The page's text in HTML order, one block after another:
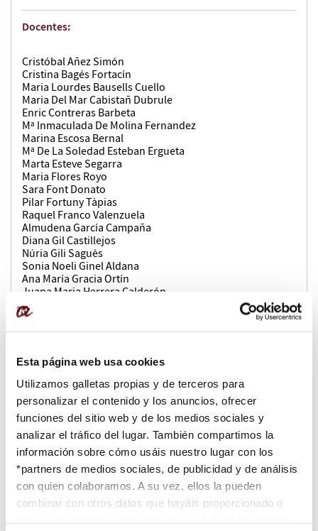
Esta página web usa cookies
Utilizamos galletas propias y de terceros para
personalizar el contenido y los anuncios, ofrecer
funciones del sitio web y de los medios sociales y
analizar el tráfico del lugar. También compartimos la
información sobre cómo usáis nuestro lugar con los
*partners de medios sociales, de publicidad y de análisis
con quien colaboramos. A su vez, ellos la pueden
combinar con otros datos que hayáis proporcionado o
Docentes:
Cristóbal Añez Simón
Cristina Bagés Fortacín
Maria Lourdes Bausells Cuello
Maria Del Mar Cabistañ Dubrule
Enric Contreras Barbeta
Mª Inmaculada De Molina Fernandez
Marina Escosa Bernal
Mª De La Soledad Esteban Ergueta
Marta Esteve Segarra
Maria Flores Royo
Sara Font Donato
Pilar Fortuny Tàpias
Raquel Franco Valenzuela
Almudena García Campaña
Diana Gil Castillejos
Núria Gili Saguès
Sonia Noeli Ginel Aldana
Ana María Gracia Ortín
Juana Maria Herrera Calderón
Carmen Maria Holgado Pascual
María Jiménez Herrera
Oscar Gustavo Lafuente Casado
Teresa Llop Margalef
Pablo López Ojeda
Jose Antonio Medina Lavela
Josefa Nievas Sanchez
Elma Olalla Azcarate
Carme Ortega Segura
Vicens Palau Falco
Maria Montserrat Pedrol Pomerol
Antonio Puyuelo Calvo
Montserrat Pérez Baena
Olga Ramiro Ruiz
Bibiana Villa Nolla
Edurne Zazpe Pérez De Ziriza